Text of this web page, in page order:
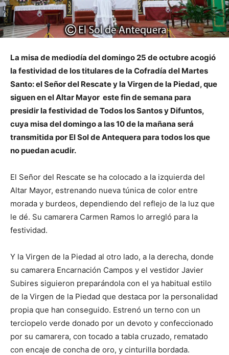
La misa de mediodía del domingo 25 de octubre acogió
la festividad de los titulares de la Cofradía del Martes
Santo: el Señor del Rescate y la Virgen de la Piedad, que
siguen en el Altar Mayor este fin de semana para
presidir la festividad de Todos los Santos y Difuntos,
cuya misa del domingo a las 10 de la mañana será
transmitida por El Sol de Antequera para todos los que
no puedan acudir.
El Señor del Rescate se ha colocado a la izquierda del
Altar Mayor, estrenando nueva túnica de color entre
morada y burdeos, dependiendo del reflejo de la luz que
le dé. Su camarera Carmen Ramos lo arregló para la
festividad.
Y la Virgen de la Piedad al otro lado, a la derecha, donde
su camarera Encarnación Campos y el vestidor Javier
Subires siguieron preparándola con el ya habitual estilo
de la Virgen de la Piedad que destaca por la personalidad
propia que han conseguido. Estrenó un terno con un
terciopelo verde donado por un devoto y confeccionado
por su camarera, con tocado a tabla cruzado, rematado
con encaje de concha de oro, y cinturilla bordada.